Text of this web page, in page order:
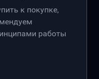
к покупке,
работы